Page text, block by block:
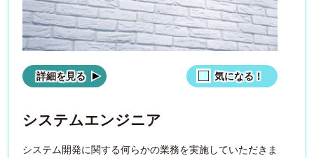
詳細を見る 気になる！
システムエンジニア
システム開発に関する何らかの業務を実施していただきま